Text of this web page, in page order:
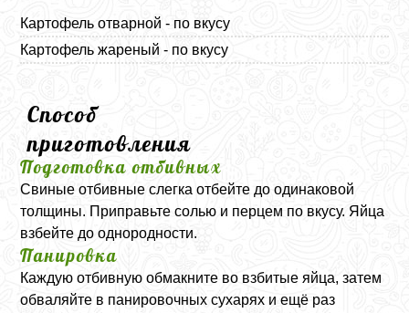
Картофель отварной - по вкусу
Картофель жареный - по вкусу
Способ
приготовления
Подготовка отбивных
Свиные отбивные слегка отбейте до одинаковой
толщины. Приправьте солью и перцем по вкусу. Яйца
взбейте до однородности.
Панировка
Каждую отбивную обмакните во взбитые яйца, затем
обваляйте в панировочных сухарях и ещё раз